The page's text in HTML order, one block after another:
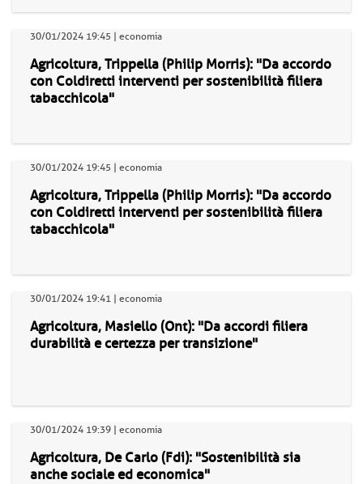
30/01/2024 19:45 | economia
Agricoltura, Trippella (Philip Morris): "Da accordo
con Coldiretti interventi per sostenibilità filiera
tabacchicola"
30/01/2024 19:45 | economia
Agricoltura, Trippella (Philip Morris): "Da accordo
con Coldiretti interventi per sostenibilità filiera
tabacchicola"
30/01/2024 19:41 | economia
Agricoltura, Masiello (Ont): "Da accordi filiera
durabilità e certezza per transizione"
30/01/2024 19:39 | economia
Agricoltura, De Carlo (Fdi): "Sostenibilità sia
anche sociale ed economica"